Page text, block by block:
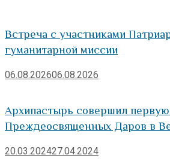
Встреча с участниками
гуманитарной миссии
06.08.202606.08.2026
Архипастырь совершил
Преждеосвященных Даров в
20.03.202427.04.2024